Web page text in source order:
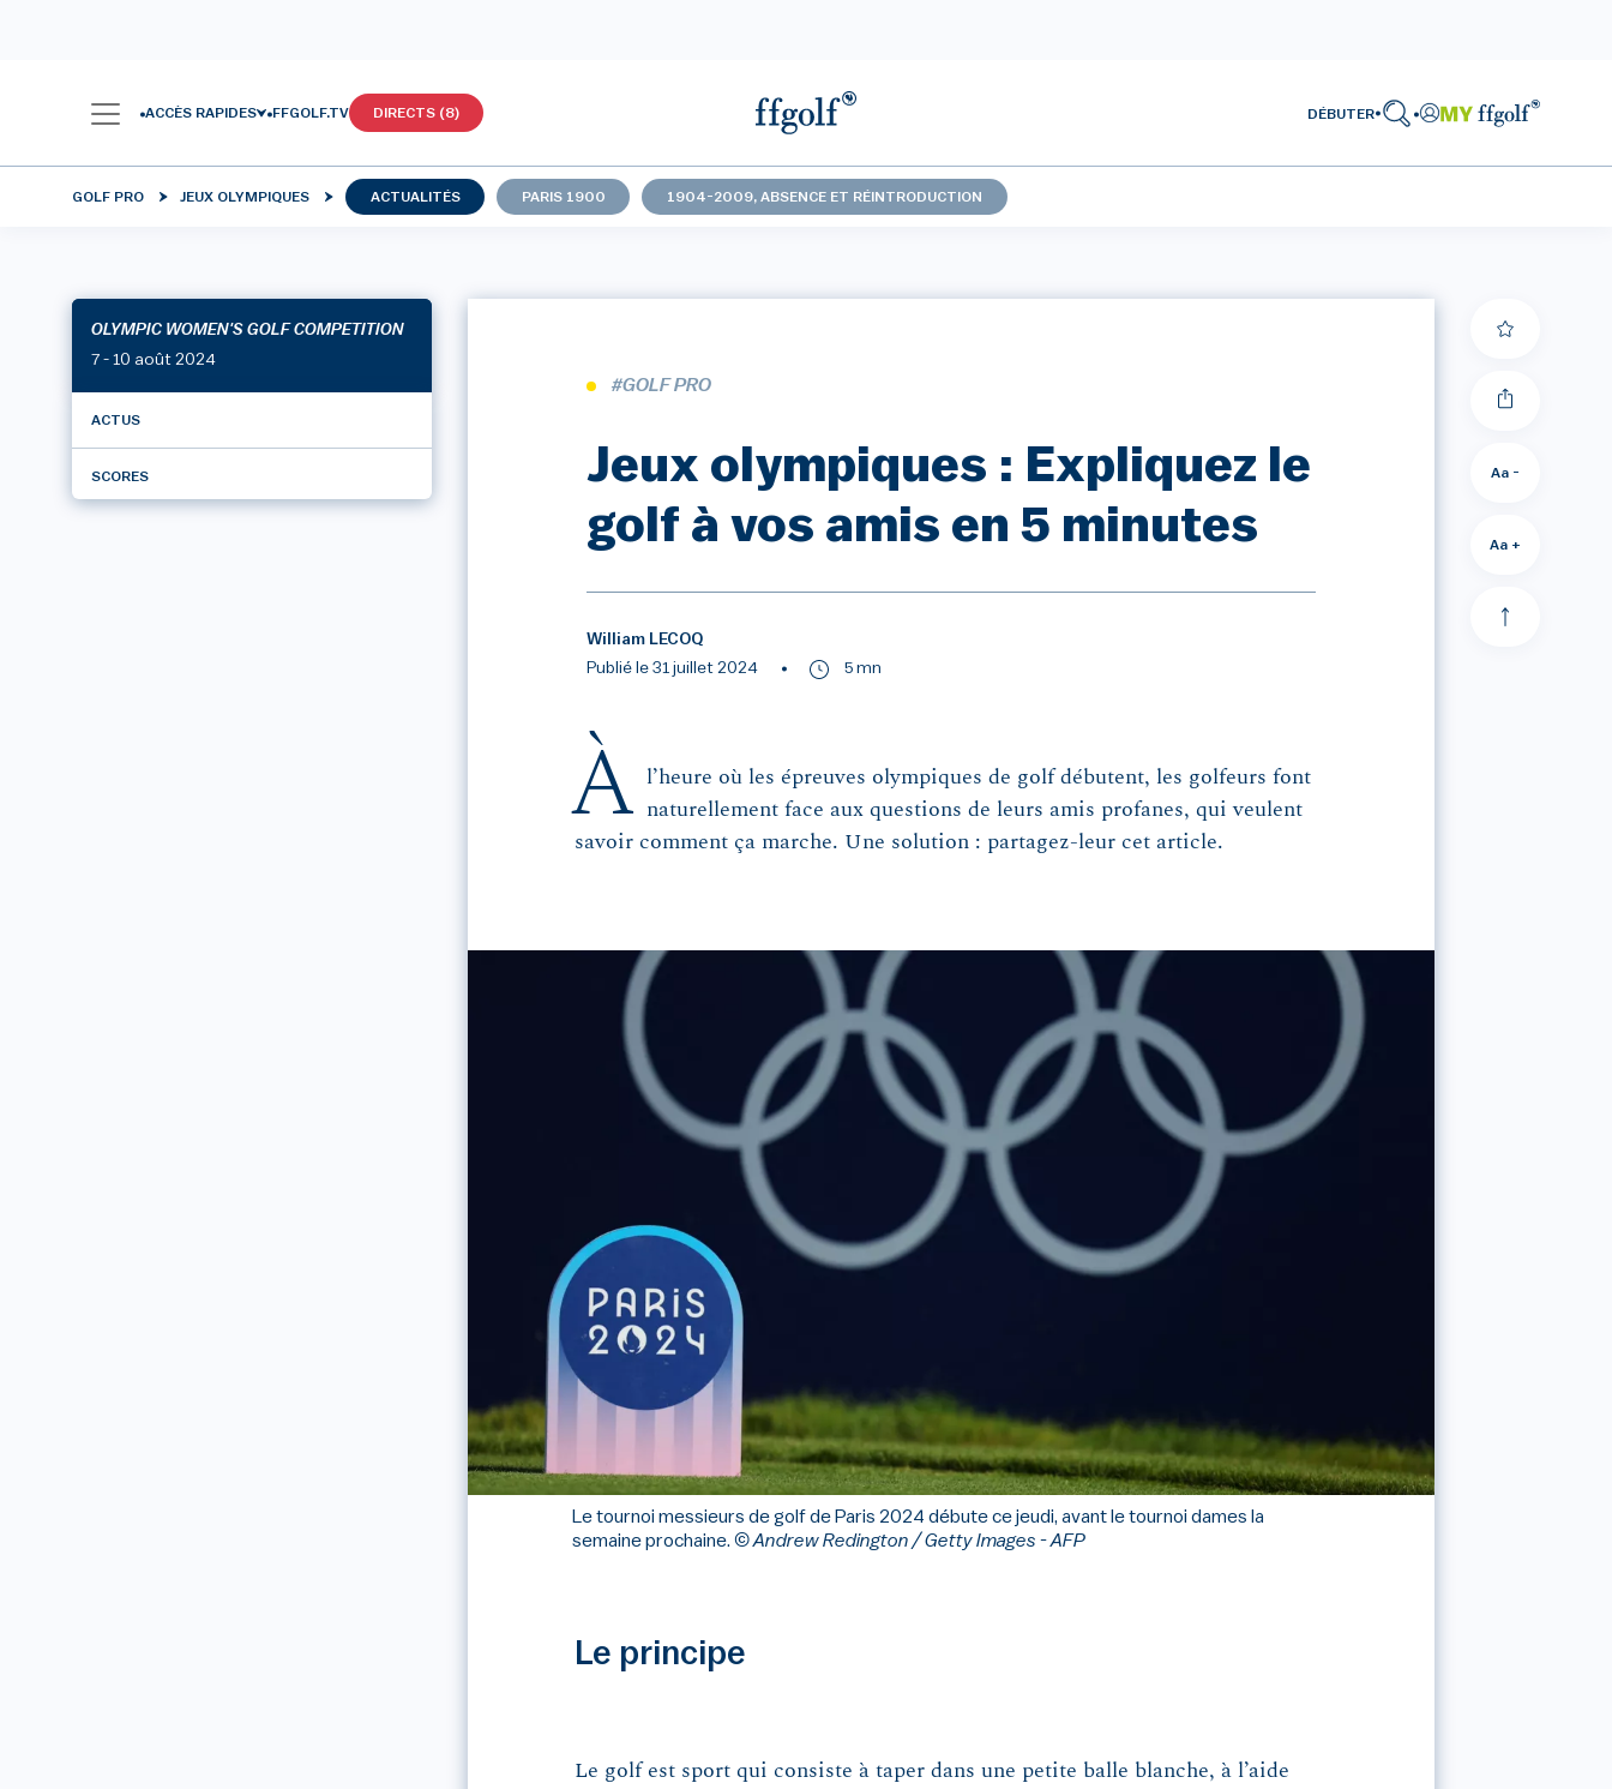
ACCÈS RAPIDES FFGOLF.TV DIRECTS (8) DÉBUTER
GOLF PRO JEUX OLYMPIQUES ACTUALITÉS PARIS 1900 1904-2009, ABSENCE ET RÉINTRODUCTION
OLYMPIC WOMEN'S GOLF COMPETITION
7 - 10 août 2024
ACTUS
SCORES
#GOLF PRO
Jeux olympiques : Expliquez le
golf à vos amis en 5 minutes
William LECOQ
Publié le 31 juillet 2024
5 mn
À
l’heure où les épreuves olympiques de golf débutent, les golfeurs font
naturellement face aux questions de leurs amis profanes, qui veulent
savoir comment ça marche. Une solution : partagez-leur cet article.
Le tournoi messieurs de golf de Paris 2024 débute ce jeudi, avant le tournoi dames la
semaine prochaine. © Andrew Redington / Getty Images - AFP
Le principe
Le golf est sport qui consiste à taper dans une petite balle blanche, à l’aide
Aa -
Aa +